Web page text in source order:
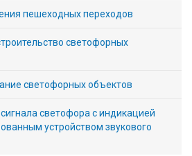
пешеходных переходов
светофорных
светофорных объектов
светофора с индикацией
устройством звукового